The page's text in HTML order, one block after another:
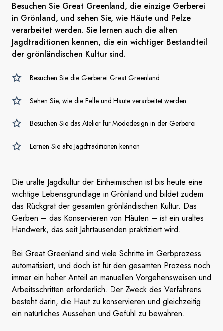
Besuchen Sie Great Greenland, die einzige Gerberei
in Grönland, und sehen Sie, wie Häute und Pelze
verarbeitet werden. Sie lernen auch die alten
Jagdtraditionen kennen, die ein wichtiger Bestandteil
der grönländischen Kultur sind.
Besuchen Sie die Gerberei Great Greenland
Sehen Sie, wie die Felle und Häute verarbeitet werden
Besuchen Sie das Atelier für Modedesign in der Gerberei
Lernen Sie alte Jagdtraditionen kennen
Die uralte Jagdkultur der Einheimischen ist bis heute eine
wichtige Lebensgrundlage in Grönland und bildet zudem
das Rückgrat der gesamten grönländischen Kultur. Das
Gerben – das Konservieren von Häuten – ist ein uraltes
Handwerk, das seit Jahrtausenden praktiziert wird.
Bei Great Greenland sind viele Schritte im Gerbprozess
automatisiert, und doch ist für den gesamten Prozess noch
immer ein hoher Anteil an manuellen Vorgehensweisen und
Arbeitsschritten erforderlich. Der Zweck des Verfahrens
besteht darin, die Haut zu konservieren und gleichzeitig
ein natürliches Aussehen und Gefühl zu bewahren.